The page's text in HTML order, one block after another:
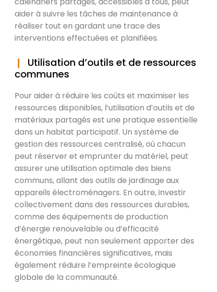
aider à suivre les tâches de maintenance à
réaliser tout en gardant une trace des
interventions effectuées et planifiées.
Utilisation d’outils et de ressources
communes
Pour aider à réduire les coûts et maximiser les
ressources disponibles, l’utilisation d’outils et de
matériaux partagés est une pratique essentielle
dans un habitat participatif. Un système de
gestion des ressources centralisé, où chacun
peut réserver et emprunter du matériel, peut
assurer une utilisation optimale des biens
communs, allant des outils de jardinage aux
appareils électroménagers. En outre, investir
collectivement dans des ressources durables,
comme des équipements de production
d’énergie renouvelable ou d’efficacité
énergétique, peut non seulement apporter des
économies financières significatives, mais
également réduire l’empreinte écologique
globale de la communauté.